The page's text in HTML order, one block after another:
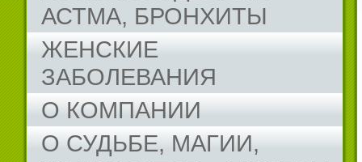
АСТМА, БРОНХИТЫ
ЖЕНСКИЕ
ЗАБОЛЕВАНИЯ
О КОМПАНИИ
О СУДЬБЕ, МАГИИ,